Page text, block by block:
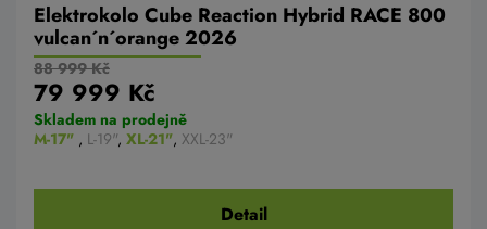
Elektrokolo Cube Reaction Hybrid RACE 800
vulcan´n´orange 2026
88 999 Kč
79 999 Kč
Skladem na prodejně
M-17" , L-19", XL-21", XXL-23"
Detail